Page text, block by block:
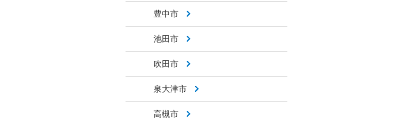
豊中市
池田市
吹田市
泉大津市
高槻市